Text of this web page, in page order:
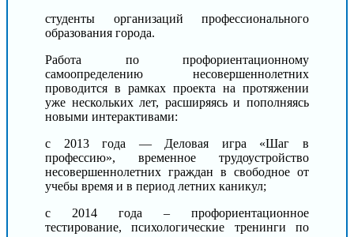
студенты организаций профессионального
образования города.
Работа по профориентационному
самоопределению несовершеннолетних
проводится в рамках проекта на протяжении
уже нескольких лет, расширяясь и пополняясь
новыми интерактивами:
с 2013 года — Деловая игра «Шаг в
профессию», временное трудоустройство
несовершеннолетних граждан в свободное от
учебы время и в период летних каникул;
с 2014 года – профориентационное
тестирование, психологические тренинги по